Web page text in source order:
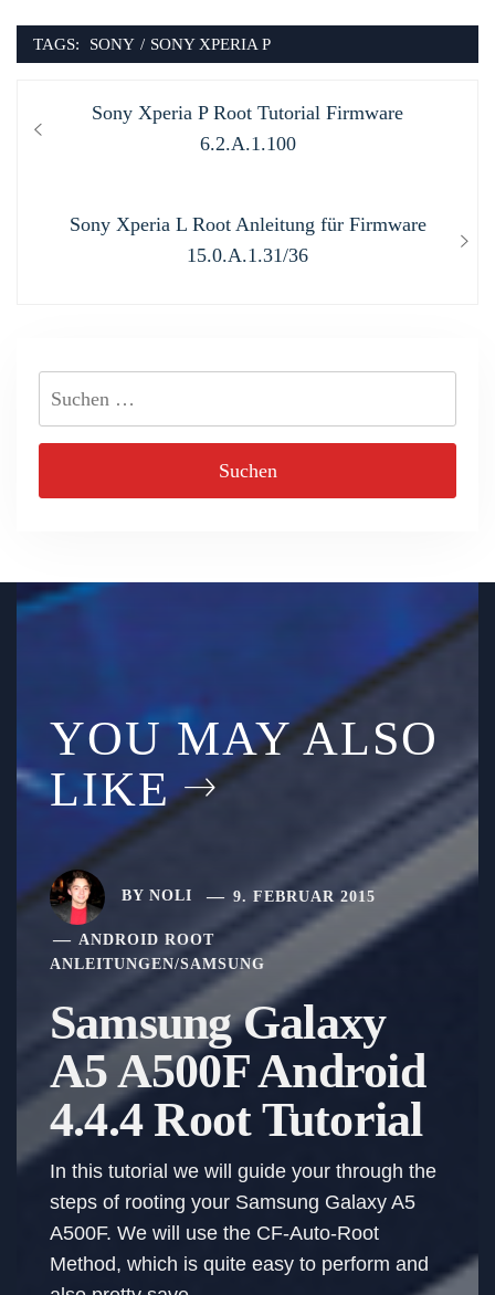
TAGS: SONY / SONY XPERIA P
Beitragsnavigation
Previous
Sony Xperia P Root Tutorial Firmware
6.2.A.1.100
Next
Sony Xperia L Root Anleitung für Firmware
15.0.A.1.31/36
YOU MAY ALSO
LIKE
BY NOLI 9. FEBRUAR 2015
ANDROID ROOT
ANLEITUNGEN/SAMSUNG
Samsung Galaxy
A5 A500F Android
4.4.4 Root Tutorial
In this tutorial we will guide your through the
steps of rooting your Samsung Galaxy A5
A500F. We will use the CF-Auto-Root
Method, which is quite easy to perform and